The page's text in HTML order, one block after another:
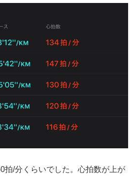
拍/分くらいでした。心拍数が上が